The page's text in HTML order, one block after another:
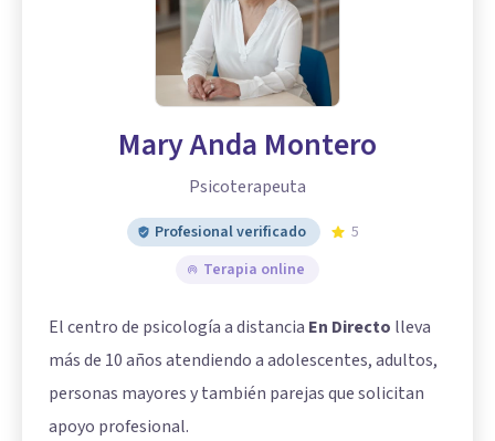
Mary Anda Montero
Psicoterapeuta
Profesional verificado
5
Terapia online
El centro de psicología a distancia En Directo lleva
más de 10 años atendiendo a adolescentes, adultos,
personas mayores y también parejas que solicitan
apoyo profesional.